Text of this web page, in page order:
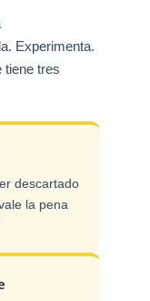
Experimenta.
tiene tres
descartado
la pena